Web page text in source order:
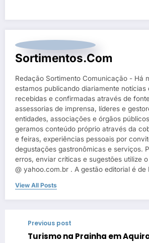
Sortimentos.com
Redação Sortimento Comunicação - Há
estamos publicando diariamente notícias
recebidas e confirmadas através de
assessorias de imprensa, líderes e
entidades, associações e órgãos
geramos conteúdo próprio através da
e feiras, experiências pessoais por
degustações gastronômicas e serviços.
erros, enviar críticas e sugestões utilize
@ yahoo.com.br . A gestão editorial é de
View All Posts
Previous post
Turismo na Prainha em